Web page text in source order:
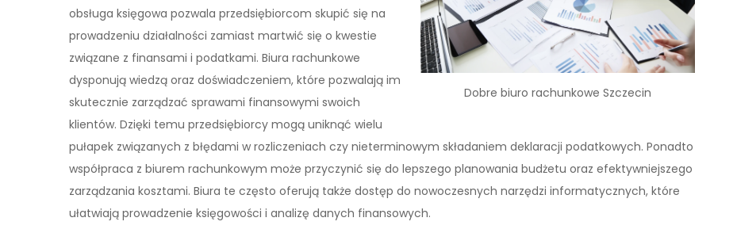
Dobre biuro rachunkowe Szczecin
obsługa księgowa pozwala przedsiębiorcom skupić się na
prowadzeniu działalności zamiast martwić się o kwestie
związane z finansami i podatkami. Biura rachunkowe
dysponują wiedzą oraz doświadczeniem, które pozwalają im
skutecznie zarządzać sprawami finansowymi swoich
klientów. Dzięki temu przedsiębiorcy mogą uniknąć wielu
pułapek związanych z błędami w rozliczeniach czy nieterminowym składaniem deklaracji podatkowych. Ponadto
współpraca z biurem rachunkowym może przyczynić się do lepszego planowania budżetu oraz efektywniejszego
zarządzania kosztami. Biura te często oferują także dostęp do nowoczesnych narzędzi informatycznych, które
ułatwiają prowadzenie księgowości i analizę danych finansowych.